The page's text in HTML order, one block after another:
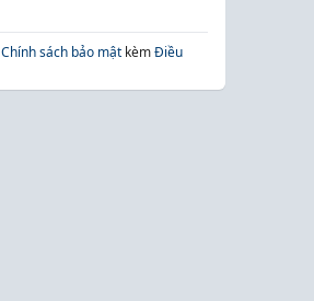
Chính sách bảo mật kèmĐiều